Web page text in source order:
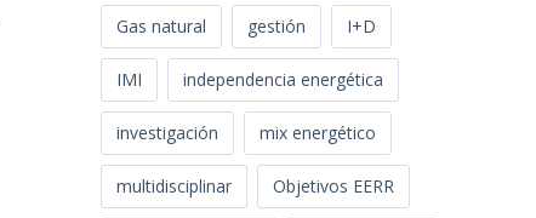
Gas natural gestión I+D
IMI independencia energética
investigación mix energético
multidisciplinar Objetivos EERR